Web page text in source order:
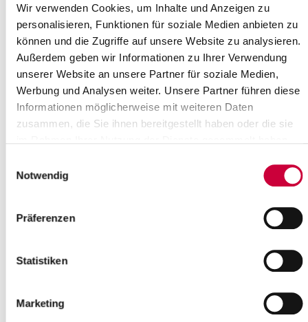
Wir verwenden Cookies, um Inhalte und Anzeigen zu
personalisieren, Funktionen für soziale Medien anbieten zu
können und die Zugriffe auf unsere Website zu analysieren.
Außerdem geben wir Informationen zu Ihrer Verwendung
unserer Website an unsere Partner für soziale Medien,
Werbung und Analysen weiter. Unsere Partner führen diese
Informationen möglicherweise mit weiteren Daten
zusammen, die Sie ihnen bereitgestellt haben oder die sie
Notwendig
Präferenzen
Statistiken
Marketing
der Stör und ihren Nebenflüssen oder auf den vielen
ausgeschilderten Wander-, Rad- und Reitwegen.
Erleben Sie Spaß und Kultur auf den Holsteiner Originalen, wie
den Glückstädter Matjeswochen und dem Kellinghusener
Töpfermarkt oder Ruhe und Entspannung bei Ausflügen in die
faszinierende Natur.
Holstein Tourismus / photocompany